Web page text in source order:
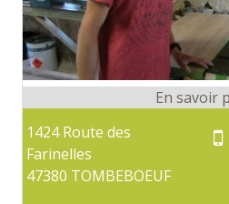
1424 Route des
Farinelles
47380 TOMBEBOEUF